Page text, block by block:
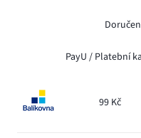
PayU / Platební
99 Kč